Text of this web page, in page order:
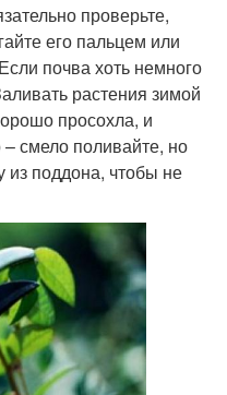
проверьте,
его пальцем или
почва хоть немного
растения зимой
просохла, и
– смело поливайте, но
из поддона, чтобы не